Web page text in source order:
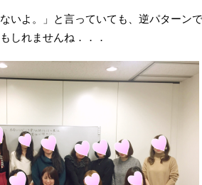
いよ。」と言っていても、逆パターン
しれませんね．．．